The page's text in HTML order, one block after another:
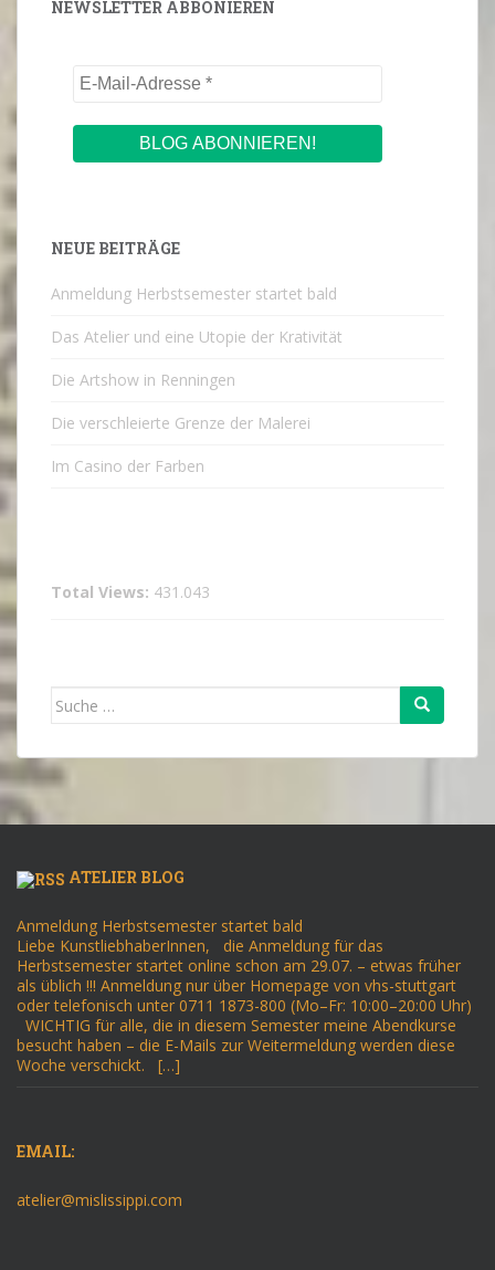
NEWSLETTER ABBONIEREN
NEUE BEITRÄGE
Anmeldung Herbstsemester startet bald
Das Atelier und eine Utopie der Krativität
Die Artshow in Renningen
Die verschleierte Grenze der Malerei
Im Casino der Farben
Total Views: 431.043
Suche
ATELIER BLOG
Anmeldung Herbstsemester startet bald
Liebe KunstliebhaberInnen, die Anmeldung für das
Herbstsemester startet online schon am 29.07. – etwas früher
als üblich !!! Anmeldung nur über Homepage von vhs-stuttgart
oder telefonisch unter 0711 1873-800 (Mo–Fr: 10:00–20:00 Uhr)
WICHTIG für alle, die in diesem Semester meine Abendkurse
besucht haben – die E-Mails zur Weitermeldung werden diese
Woche verschickt. […]
EMAIL:
atelier@mislissippi.com